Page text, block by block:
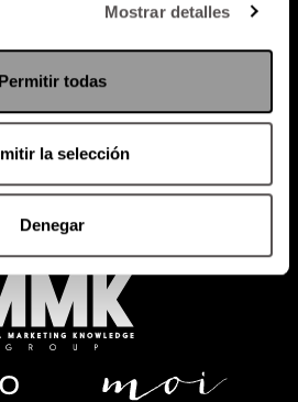
Mostrar detalles
Permitir todas
la selección
Denegar
MARTHA
TU ID RECUPERA ID